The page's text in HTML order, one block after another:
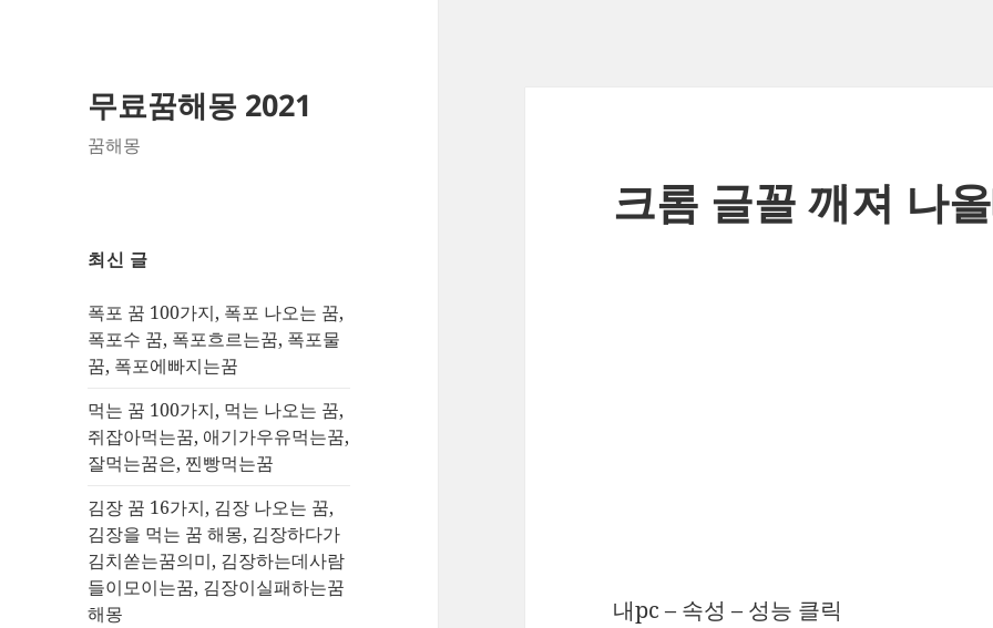
무료꿈해몽 2021
꿈해몽
최신 글
폭포 꿈 100가지, 폭포 나오는 꿈,
폭포수 꿈, 폭포흐르는꿈, 폭포물
꿈, 폭포에빠지는꿈
먹는 꿈 100가지, 먹는 나오는 꿈,
쥐잡아먹는꿈, 애기가우유먹는꿈,
잘먹는꿈은, 찐빵먹는꿈
김장 꿈 16가지, 김장 나오는 꿈,
김장을 먹는 꿈 해몽, 김장하다가
김치쏟는꿈의미, 김장하는데사람
들이모이는꿈, 김장이실패하는꿈
해몽
크롬 글꼴 깨져 나
내pc – 속성 – 성능 클릭